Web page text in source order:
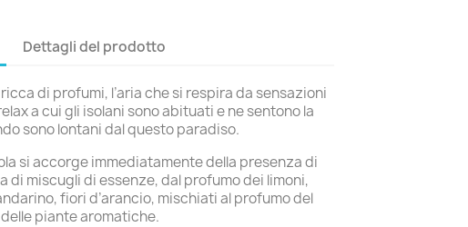
Dettagli del prodotto
ricca di profumi, l’aria che si respira da sensazioni
a cui gli isolani sono abituati e ne sentono la
sono lontani dal questo paradiso.
si accorge immediatamente della presenza di
di miscugli di essenze, dal profumo dei limoni,
fiori d’arancio, mischiati al profumo del
piante aromatiche.